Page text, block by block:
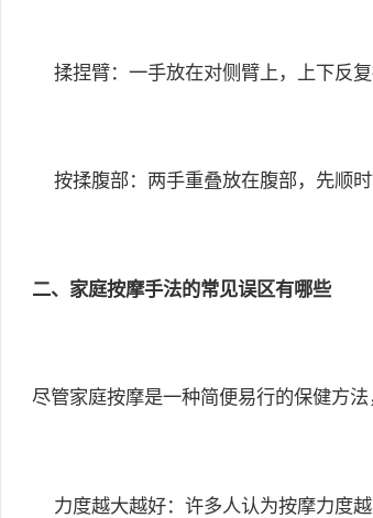
揉捏臂：一手放在对侧臂上，上下反复
按揉腹部：两手重叠放在腹部，先顺时
二、家庭按摩手法的常见误区有哪些
尽管家庭按摩是一种简便易行的保健方
力度越大越好：许多人认为按摩力度